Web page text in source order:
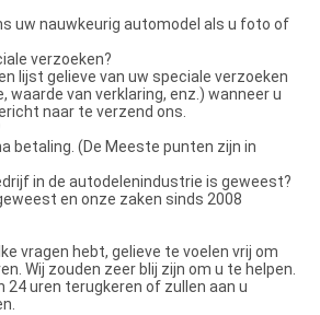
uw nauwkeurig automodel als u foto of
verzoeken?
lijst gelieve van uw speciale verzoeken
waarde van verklaring, enz.) wanneer u
naar te verzend ons.
betaling. (De Meeste punten zijn in
in de autodelenindustrie is geweest?
en onze zaken sinds 2008
vragen hebt, gelieve te voelen vrij om
Wij zouden zeer blij zijn om u te helpen.
24 uren terugkeren of zullen aan u